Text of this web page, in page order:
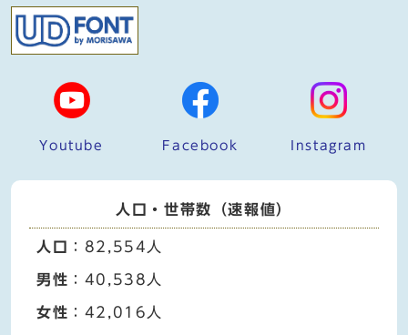
Youtube Facebook Instagram
人口・世帯数（速報値）
人口 ：82,554人
男性 ：40,538人
女性 ：42,016人